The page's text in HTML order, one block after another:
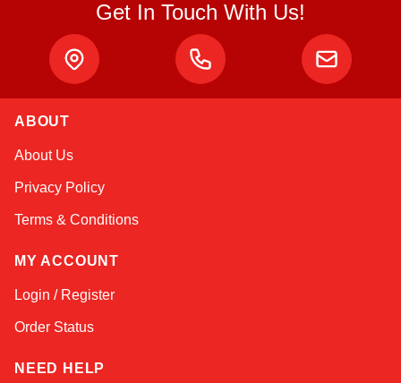
Get In Touch With Us!
ABOUT
About Us
Privacy Policy
Terms & Conditions
MY ACCOUNT
Login / Register
Order Status
NEED HELP